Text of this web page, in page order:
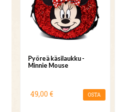
Pyöreä käsilaukku -
Minnie Mouse
49,00 € OSTA